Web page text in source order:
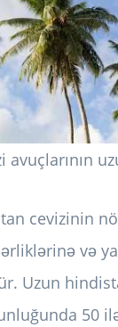
avuçlarının
cevizinin
və
Uzun
50